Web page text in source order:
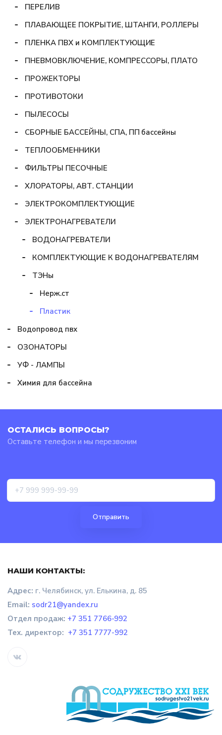
ПЕРЕЛИВ
ПЛАВАЮЩЕЕ ПОКРЫТИЕ, ШТАНГИ, РОЛЛЕРЫ
ПЛЕНКА ПВХ и КОМПЛЕКТУЮЩИЕ
ПНЕВМОВКЛЮЧЕНИЕ, КОМПРЕССОРЫ, ПЛАТО
ПРОЖЕКТОРЫ
ПРОТИВОТОКИ
ПЫЛЕСОСЫ
СБОРНЫЕ БАССЕЙНЫ, СПА, ПП бассейны
ТЕПЛООБМЕННИКИ
ФИЛЬТРЫ ПЕСОЧНЫЕ
ХЛОРАТОРЫ, АВТ. СТАНЦИИ
ЭЛЕКТРОКОМПЛЕКТУЮЩИЕ
ЭЛЕКТРОНАГРЕВАТЕЛИ
ВОДОНАГРЕВАТЕЛИ
КОМПЛЕКТУЮЩИЕ К ВОДОНАГРЕВАТЕЛЯМ
ТЭНы
Нерж.ст
Пластик
Водопровод пвх
ОЗОНАТОРЫ
УФ - ЛАМПЫ
Химия для бассейна
ОСТАЛИСЬ ВОПРОСЫ?
Оставьте телефон и мы перезвоним
НАШИ КОНТАКТЫ:
Адрес: г. Челябинск, ул. Елькина, д. 85
Email: sodr21@yandex.ru
Отдел продаж: +7 351 7766-992
Тех. директор: +7 351 7777-992